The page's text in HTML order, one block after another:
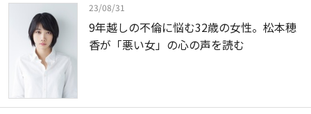
23/08/31
9年越しの不倫に悩む32歳の女性。松本穂
香が「悪い女」の心の声を読む